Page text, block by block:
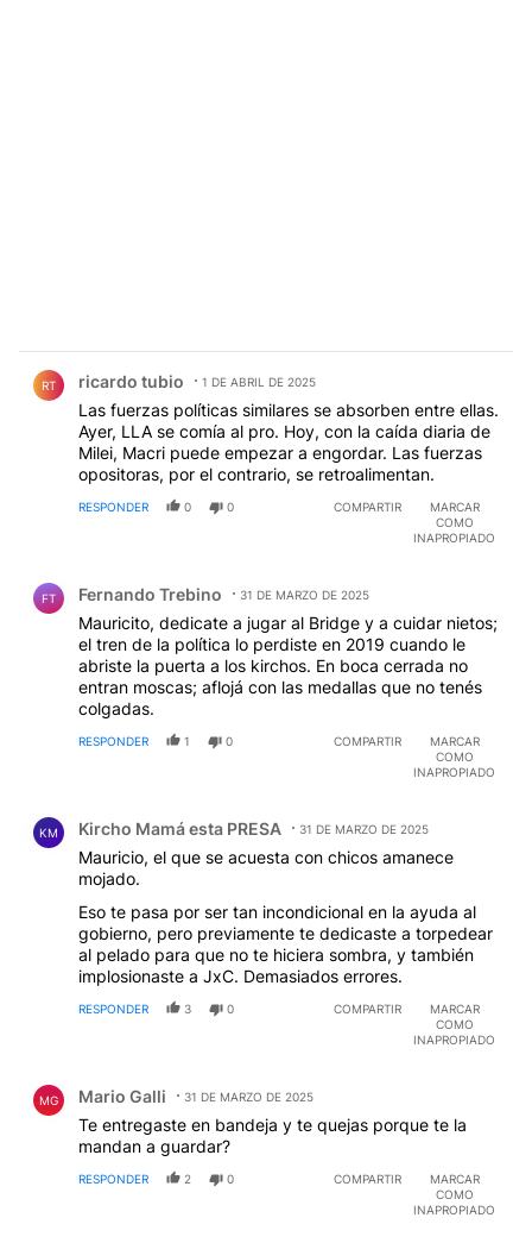
RT ricardo tubio 1 DE ABRIL DE 2025
Las fuerzas políticas similares se absorben entre ellas.
Ayer, LLA se comía al pro. Hoy, con la caída diaria de
Milei, Macri puede empezar a engordar. Las fuerzas
opositoras, por el contrario, se retroalimentan.
RESPONDER 0 0 COMPARTIR
MARCAR
COMO
INAPROPIADO
FT Fernando Trebino 31 DE MARZO DE 2025
Mauricito, dedicate a jugar al Bridge y a cuidar nietos;
el tren de la política lo perdiste en 2019 cuando le
abriste la puerta a los kirchos. En boca cerrada no
entran moscas; aflojá con las medallas que no tenés
colgadas.
RESPONDER 1 0 COMPARTIR
MARCAR
COMO
INAPROPIADO
KM Kircho Mamá esta PRESA 31 DE MARZO DE 2025
Mauricio, el que se acuesta con chicos amanece
mojado.
Eso te pasa por ser tan incondicional en la ayuda al
gobierno, pero previamente te dedicaste a torpedear
al pelado para que no te hiciera sombra, y también
implosionaste a JxC. Demasiados errores.
RESPONDER 3 0 COMPARTIR
MARCAR
COMO
INAPROPIADO
MG Mario Galli 31 DE MARZO DE 2025
Te entregaste en bandeja y te quejas porque te la
mandan a guardar?
RESPONDER 2 0 COMPARTIR
MARCAR
COMO
INAPROPIADO